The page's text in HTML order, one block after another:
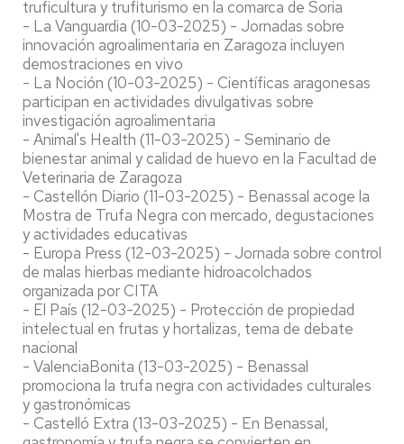
truficultura y trufiturismo en la comarca de Soria
- La Vanguardia (10-03-2025) - Jornadas sobre
innovación agroalimentaria en Zaragoza incluyen
demostraciones en vivo
- La Noción (10-03-2025) - Científicas aragonesas
participan en actividades divulgativas sobre
investigación agroalimentaria
- Animal's Health (11-03-2025) - Seminario de
bienestar animal y calidad de huevo en la Facultad de
Veterinaria de Zaragoza
- Castellón Diario (11-03-2025) - Benassal acoge la
Mostra de Trufa Negra con mercado, degustaciones
y actividades educativas
- Europa Press (12-03-2025) - Jornada sobre control
de malas hierbas mediante hidroacolchados
organizada por CITA
- El País (12-03-2025) - Protección de propiedad
intelectual en frutas y hortalizas, tema de debate
nacional
- ValenciaBonita (13-03-2025) - Benassal
promociona la trufa negra con actividades culturales
y gastronómicas
- Castelló Extra (13-03-2025) - En Benassal,